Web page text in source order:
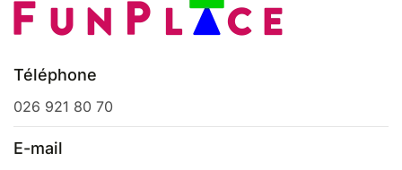
Téléphone
026 921 80 70
E-mail